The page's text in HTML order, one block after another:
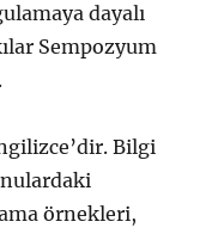
dayalı
Sempozyum
Bilgi
örnekleri,